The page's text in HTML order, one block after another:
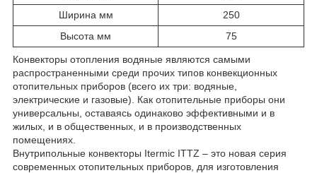
Ширина мм
250
Высота мм
75
Конвекторы отопления водяные являются самыми
распространенными среди прочих типов конвекционных
отопительных приборов (всего их три: водяные,
электрические и газовые). Как отопительные приборы они
универсальны, оставаясь одинаково эффективными и в
жилых, и в общественных, и в производственных
помещениях.
Внутрипольные конвекторы Itermic ITTZ – это новая серия
современных отопительных приборов, для изготовления